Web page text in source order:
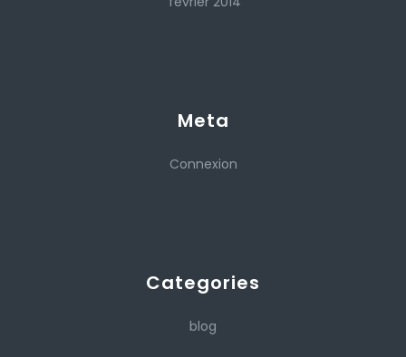
Meta
Connexion
Categories
blog